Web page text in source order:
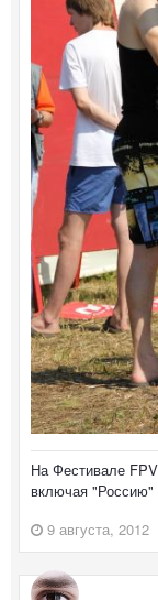
На Фестивале
включая "Россию"
9 августа, 2012